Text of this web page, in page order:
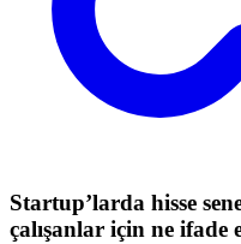
Startup’larda hisse
çalışanlar için ne ifade